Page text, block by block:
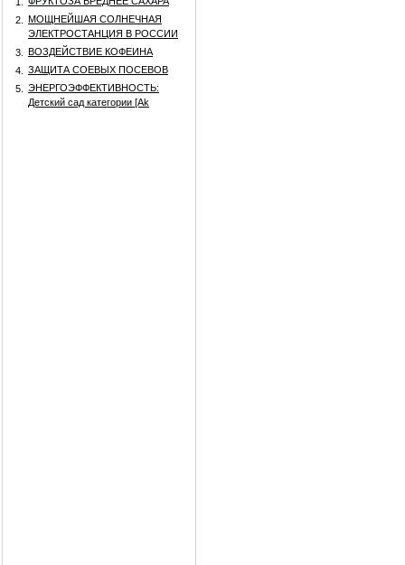
2.
МОЩНЕЙШАЯ СОЛНЕЧНАЯ
ЭЛЕКТРОСТАНЦИЯ В РОССИИ
3.
ВОЗДЕЙСТВИЕ КОФЕИНА
4.
ЗАЩИТА СОЕВЫХ ПОСЕВОВ
5.
ЭНЕРГОЭФФЕКТИВНОСТЬ:
Детский сад категории [Аk